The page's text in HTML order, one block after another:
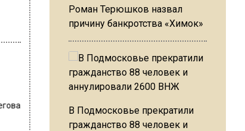
Роман Терюшков назвал
причину банкротства «Химок»
В Подмосковье прекратили
гражданство 88 человек и